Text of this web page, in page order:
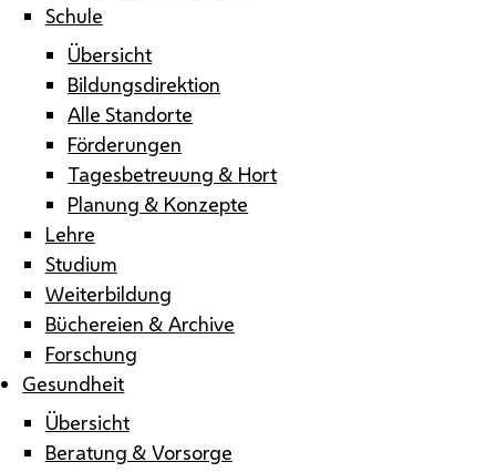
Schule
Übersicht
Bildungsdirektion
Alle Standorte
Förderungen
Tagesbetreuung & Hort
Planung & Konzepte
Lehre
Studium
Weiterbildung
Büchereien & Archive
Forschung
Gesundheit
Übersicht
Beratung & Vorsorge